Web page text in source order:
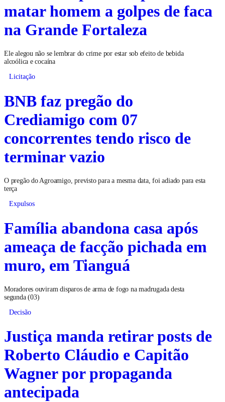
matar homem a golpes de faca
na Grande Fortaleza
Ele alegou não se lembrar do crime por estar sob efeito de bebida
alcoólica e cocaína
Licitação
BNB faz pregão do
Crediamigo com 07
concorrentes tendo risco de
terminar vazio
O pregão do Agroamigo, previsto para a mesma data, foi adiado para esta
terça
Expulsos
Família abandona casa após
ameaça de facção pichada em
muro, em Tianguá
Moradores ouviram disparos de arma de fogo na madrugada desta
segunda (03)
Decisão
Justiça manda retirar posts de
Roberto Cláudio e Capitão
Wagner por propaganda
antecipada